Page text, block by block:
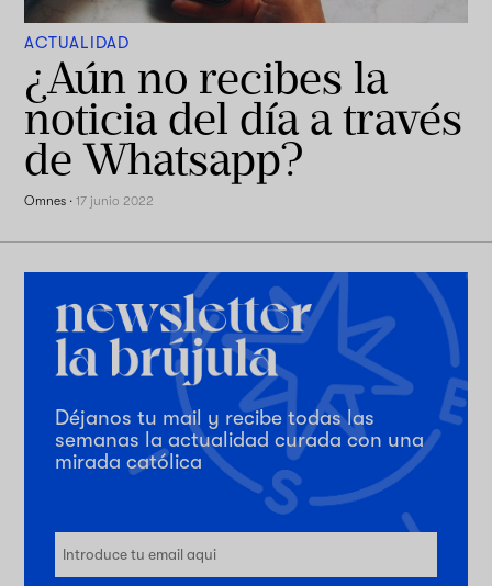
ACTUALIDAD
¿Aún no recibes la
noticia del día a través
de Whatsapp?
Omnes ·17 junio 2022
Déjanos tu mail y recibe todas las
semanas la actualidad curada con una
mirada católica